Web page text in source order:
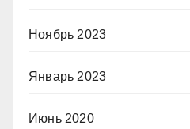
Ноябрь 2023
Январь 2023
Июнь 2020